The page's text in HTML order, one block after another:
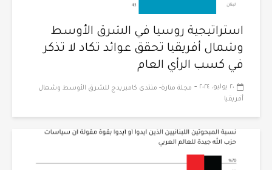
٢٠ يوليو، ٢٠٢٤ - مجلة منارة- منتدى كامبريدج للشرق الأوسط وشمال
أفريقيا
استراتيجية روسيا في الشرق الأوسط
وشمال أفريقيا تحقق عوائد تكاد لا تذكر
في كسب الرأي العام